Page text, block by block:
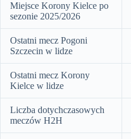
Miejsce Korony Kielce po
sezonie 2025/2026
Ostatni mecz Pogoni
Szczecin w lidze
Ostatni mecz Korony
Kielce w lidze
Liczba dotychczasowych
meczów H2H